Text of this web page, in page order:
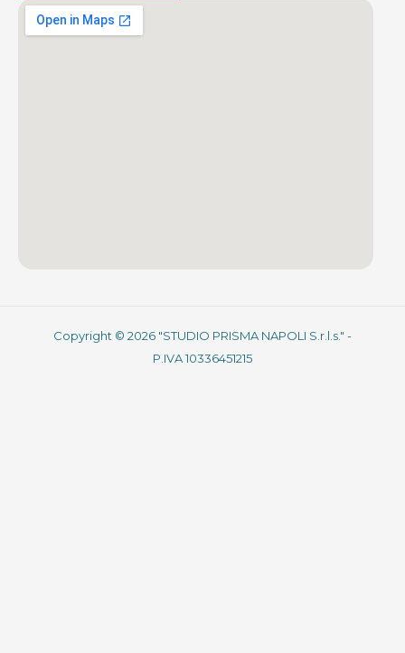
Copyright © 2026 "STUDIO PRISMA NAPOLI S.r.l.s." -
P.IVA 10336451215